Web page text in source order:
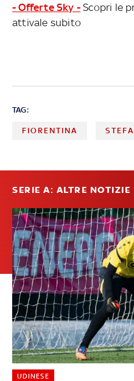
- Offerte Sky - Scopri le
attivale subito
TAG:
FIORENTINA
SERIE A: ALTRE NOTIZIE
UDINESE